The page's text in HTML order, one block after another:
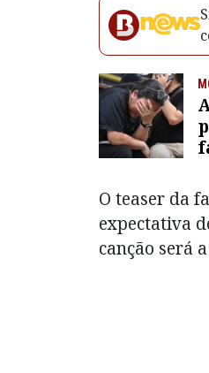
O teaser da
expectativa
canção será